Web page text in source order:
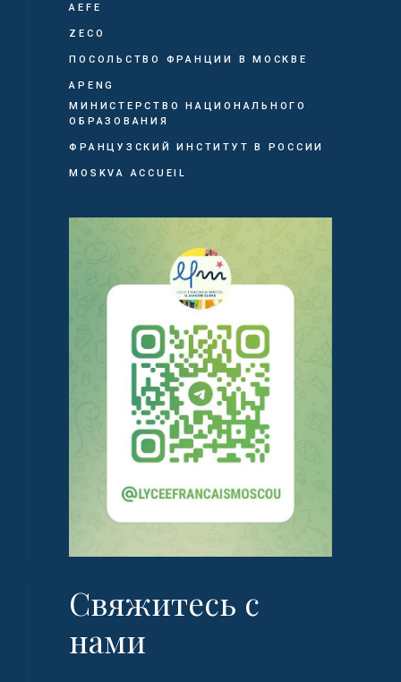
AEFE
ZECO
ПОСОЛЬСТВО ФРАНЦИИ В МОСКВЕ
APENG
МИНИСТЕРСТВО НАЦИОНАЛЬНОГО
ОБРАЗОВАНИЯ
ФРАНЦУЗСКИЙ ИНСТИТУТ В РОССИИ
MOSKVA ACCUEIL
Свяжитесь с
нами